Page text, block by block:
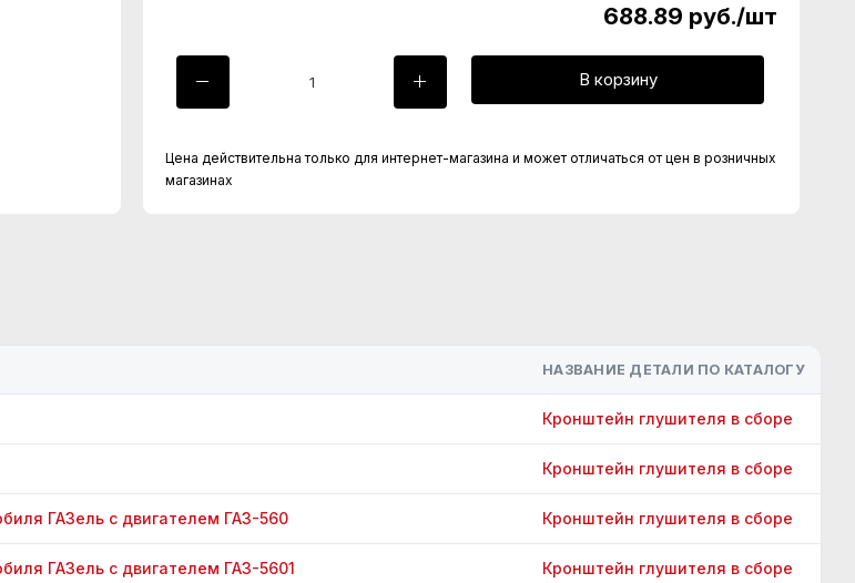
688.89 руб./шт
В корзину
Цена действительна только для интернет-магазина и может отличаться от цен в розничных
магазинах
НАЗВАНИЕ ДЕТАЛИ ПО КАТАЛОГУ
Кронштейн глушителя в сборе
Кронштейн глушителя в сборе
ГАЗель с двигателем ГАЗ-560 Кронштейн глушителя в сборе
ГАЗель с двигателем ГАЗ-5601 Кронштейн глушителя в сборе